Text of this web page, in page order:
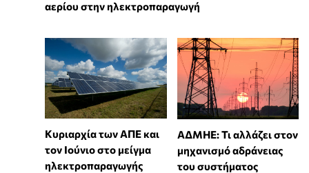
αερίου στην ηλεκτροπαραγωγή
Κυριαρχία των ΑΠΕ και
τον Ιούνιο στο μείγμα
ηλεκτροπαραγωγής
ΑΔΜΗΕ: Τι αλλάζει στον
μηχανισμό αδράνειας
του συστήματος